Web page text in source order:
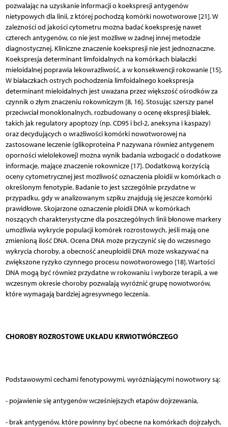
pozwalając na uzyskanie informacji o koekspresji antygenów
nietypowych dla linii, z której pochodzą komórki nowotworowe [21]. W
zależności od jakości cytometru można badać koekspresję nawet
czterech antygenów, co nie jest możliwe w żadnej innej metodzie
diagnostycznej. Kliniczne znaczenie koekspresji nie jest jednoznaczne.
Koekspresja determinant limfoidalnych na komórkach białaczki
mieloidalnej poprawia lekowrażliwość, a w konsekwencji rokowanie [15].
W białaczkach ostrych pochodzenia limfoidalnego koekspresja
determinant mieloidalnych jest uważana przez większość ośrodków za
czynnik o złym znaczeniu rokowniczym [8, 16]. Stosując szerszy panel
przeciwciał monoklonalnych, rozbudowany o ocenę ekspresji białek,
takich jak regulatory apoptozy (np. CD95 i bcl-2, aneksyna i kaspazy)
oraz decydujących o wrażliwości komórki nowotworowej na
zastosowane leczenie (glikoproteina P nazywana również antygenem
oporności wielolekowej) można wynik badania wzbogacić o dodatkowe
informacje, mające znaczenie rokownicze [17]. Dodatkową korzyścią
oceny cytometrycznej jest możliwość oznaczenia ploidii w komórkach o
określonym fenotypie. Badanie to jest szczególnie przydatne w
przypadku, gdy w analizowanym szpiku znajdują się jeszcze komórki
prawidłowe. Skojarzone oznaczenie ploidii DNA w komórkach
noszących charakterystyczne dla poszczególnych linii błonowe markery
umożliwia wykrycie populacji komórek rozrostowych, jeśli mają one
zmienioną ilość DNA. Ocena DNA może przyczynić się do wczesnego
wykrycia choroby, a obecność aneuploidii DNA może wskazywać na
zwiększone ryzyko czynnego procesu nowotworowego [18]. Wartości
DNA mogą być również przydatne w rokowaniu i wyborze terapii, a we
wczesnym okresie choroby pozwalają wyróżnić grupę nowotworów,
które wymagają bardziej agresywnego leczenia.
CHOROBY ROZROSTOWE UKŁADU KRWIOTWÓRCZEGO
Podstawowymi cechami fenotypowymi, wyróżniającymi nowotwory są:
- pojawienie się antygenów wcześniejszych etapów dojrzewania,
- brak antygenów, które powinny być obecne na komórkach dojrzałych,